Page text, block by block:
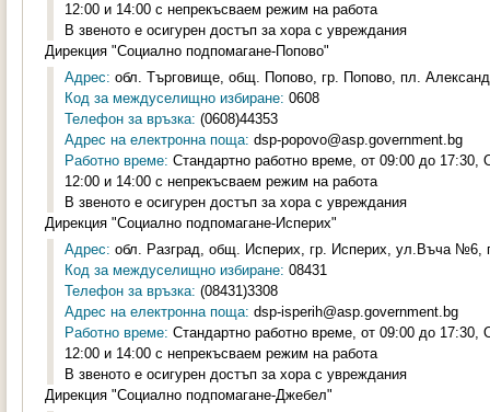
12:00 и 14:00 с непрекъсваем режим на работа
В звеното е осигурен достъп за хора с увреждания
Дирекция "Социално подпомагане-Попово"
Адрес: обл. Търговище, общ. Попово, гр. Попово, пл.
Код за междуселищно избиране: 0608
Телефон за връзка: (0608)44353
Адрес на електронна поща: dsp-popovo@asp.government.bg
Работно време: Стандартно работно време, от 09:00 до
12:00 и 14:00 с непрекъсваем режим на работа
В звеното е осигурен достъп за хора с увреждания
Дирекция "Социално подпомагане-Исперих"
Адрес: обл. Разград, общ. Исперих, гр. Исперих, ул.Въча №6,
Код за междуселищно избиране: 08431
Телефон за връзка: (08431)3308
Адрес на електронна поща: dsp-isperih@asp.government.bg
Работно време: Стандартно работно време, от 09:00 до
12:00 и 14:00 с непрекъсваем режим на работа
В звеното е осигурен достъп за хора с увреждания
Дирекция "Социално подпомагане-Джебел"